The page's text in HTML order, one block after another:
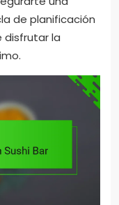
de planificación
disfrutar la